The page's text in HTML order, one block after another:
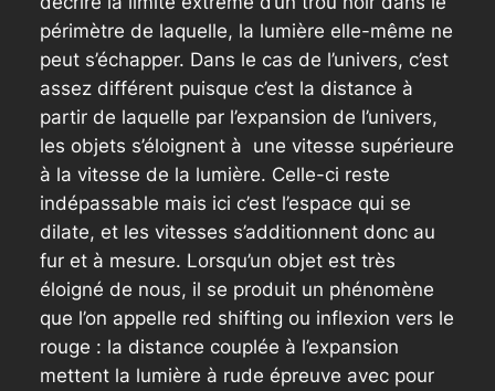
périmètre de laquelle, la lumière elle-même ne
peut s’échapper. Dans le cas de l’univers, c’est
assez différent puisque c’est la distance à
partir de laquelle par l’expansion de l’univers,
les objets s’éloignent à une vitesse supérieure
à la vitesse de la lumière. Celle-ci reste
indépassable mais ici c’est l’espace qui se
dilate, et les vitesses s’additionnent donc au
fur et à mesure. Lorsqu’un objet est très
éloigné de nous, il se produit un phénomène
que l’on appelle red shifting ou inflexion vers le
rouge : la distance couplée à l’expansion
mettent la lumière à rude épreuve avec pour